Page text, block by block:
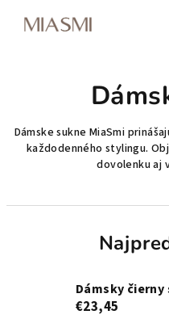
Dámske sukne MiaSmi
každodenného stylingu.
dovolenku aj
Dámsky
€23,45